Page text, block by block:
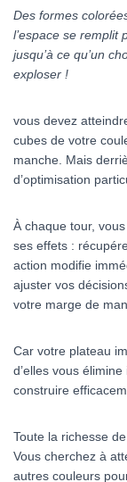
Des formes
l’espace se
jusqu’à ce qu’un
exploser !
vous devez
cubes de votre
manche. Mais
d’optimisation
À chaque tour,
ses effets :
action modifie
ajuster vos
votre marge de
Car votre plateau
d’elles vous
construire
Toute la richesse de
Vous cherchez à
autres couleurs